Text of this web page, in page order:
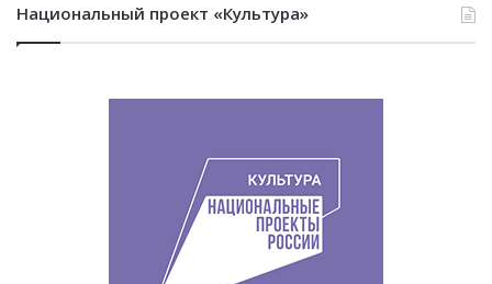
Национальный проект «Культура»